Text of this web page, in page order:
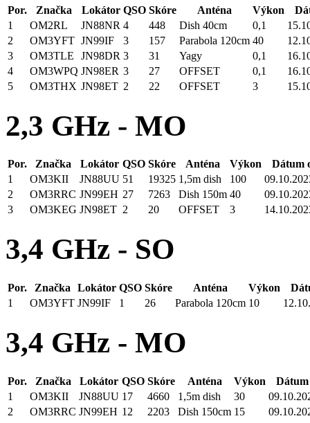
Por. Značka Lokátor QSO Skóre Anténa Výkon
1
OM2RL JN88NR 4 448 Dish 40cm 0,1
2
OM3YFT JN99IF 3 157 Parabola 120cm 40
3
OM3TLE JN98DR 3 31 Yagy 0,1
4
OM3WPQ JN98ER 3 27 OFFSET 0,1
5
OM3THX JN98ET 2 22 OFFSET 3
2,3 GHz - MO
Por. Značka Lokátor QSO Skóre Anténa Výkon
Dátum
1
OM3KII JN88UU 51 19325 1,5m dish 100
2
OM3RRC JN99EH 27 7263 Dish 150m 40
3
OM3KEG JN98ET 2 20 OFFSET 3
3,4 GHz - SO
Por. Značka Lokátor QSO Skóre Anténa Výkon
1
OM3YFT JN99IF 1 26 Parabola 120cm 10
3,4 GHz - MO
Por. Značka Lokátor QSO Skóre Anténa Výkon
Dátum
1
OM3KII JN88UU 17 4660 1,5m dish 30
2
OM3RRC JN99EH 12 2203 Dish 150cm 15